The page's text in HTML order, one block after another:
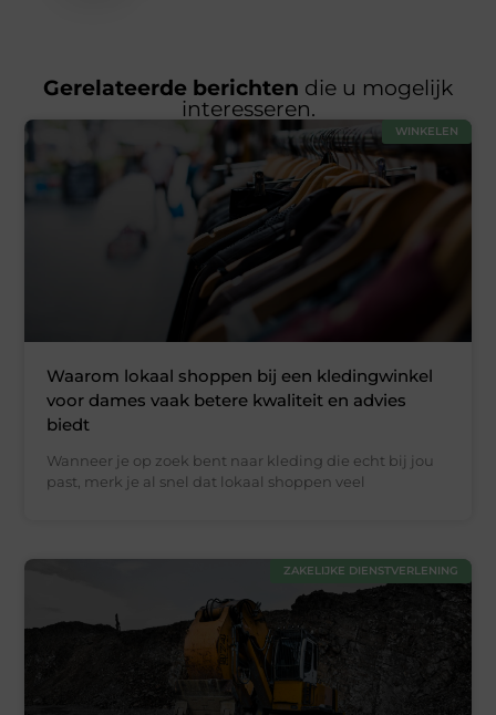
Gerelateerde berichten die u mogelijk
interesseren.
WINKELEN
Waarom lokaal shoppen bij een kledingwinkel
voor dames vaak betere kwaliteit en advies
biedt
Wanneer je op zoek bent naar kleding die echt bij jou
past, merk je al snel dat lokaal shoppen veel
ZAKELIJKE DIENSTVERLENING